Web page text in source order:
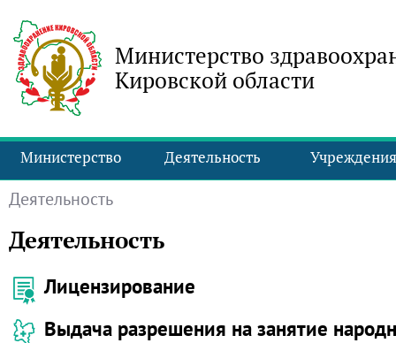
Министерство
Кировской области
Министерство Деятельность Учреждения
Деятельность
Деятельность
Лицензирование
Выдача разрешения на занятие